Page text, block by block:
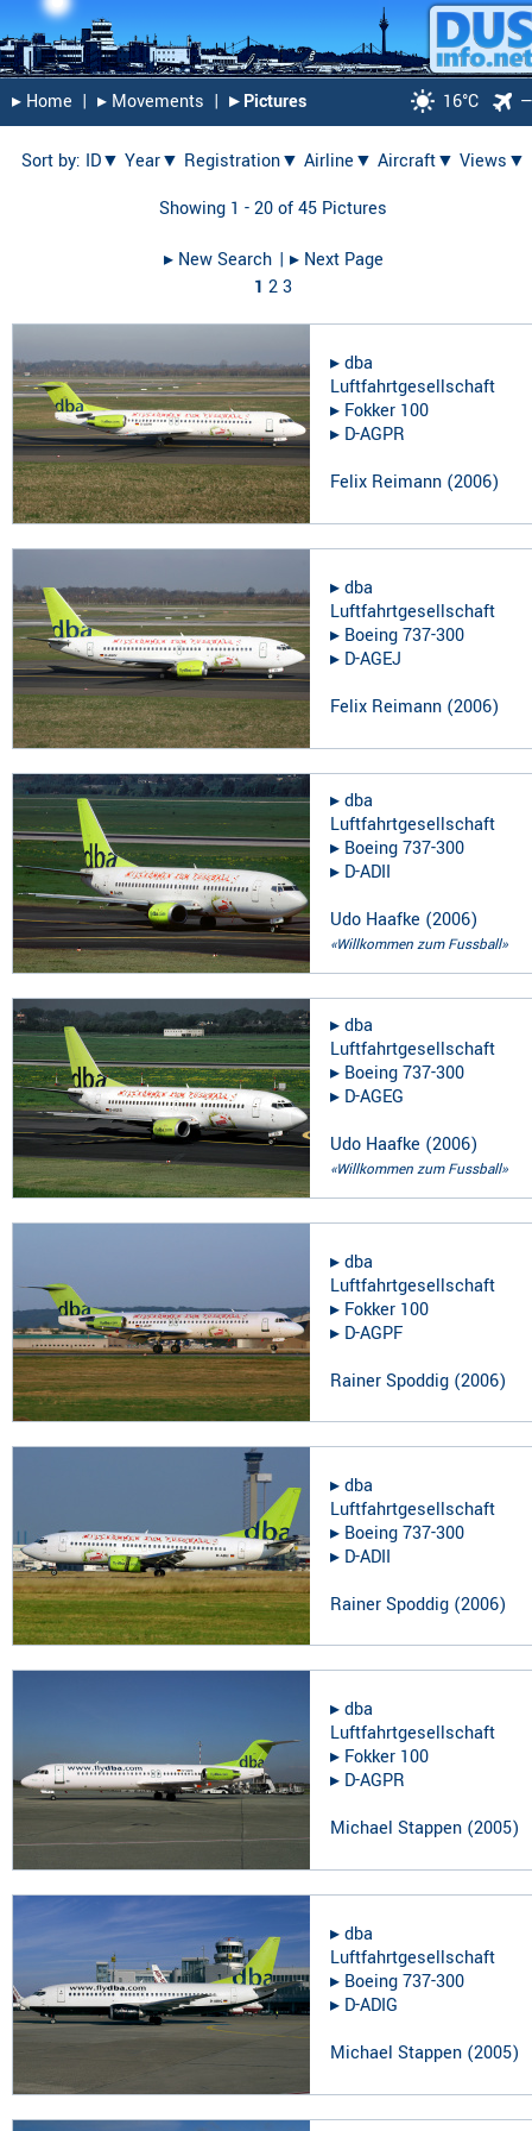
▸︎ Home | ▸︎ Movements | ▸︎ Pictures 16°C
Sort by: ID▼ Year▼ Registration▼ Airline▼ Aircraft▼ Views▼
Showing 1 - 20 of 45 Pictures
▸︎ New Search | ▸︎ Next Page
1 23
▸︎dba
Luftfahrtgesellschaft
▸︎ Fokker 100
▸︎ D-AGPR
Felix Reimann (2006)
▸︎dba
Luftfahrtgesellschaft
▸︎ Boeing 737-300
▸︎ D-AGEJ
Felix Reimann (2006)
▸︎dba
Luftfahrtgesellschaft
▸︎ Boeing 737-300
▸︎ D-ADII
Udo Haafke (2006)
«Willkommen zum Fussball»
▸︎dba
Luftfahrtgesellschaft
▸︎ Boeing 737-300
▸︎ D-AGEG
Udo Haafke (2006)
«Willkommen zum Fussball»
▸︎dba
Luftfahrtgesellschaft
▸︎ Fokker 100
▸︎ D-AGPF
Rainer Spoddig (2006)
▸︎dba
Luftfahrtgesellschaft
▸︎ Boeing 737-300
▸︎ D-ADII
Rainer Spoddig (2006)
▸︎dba
Luftfahrtgesellschaft
▸︎ Fokker 100
▸︎ D-AGPR
Michael Stappen (2005)
▸︎dba
Luftfahrtgesellschaft
▸︎ Boeing 737-300
▸︎ D-ADIG
Michael Stappen (2005)